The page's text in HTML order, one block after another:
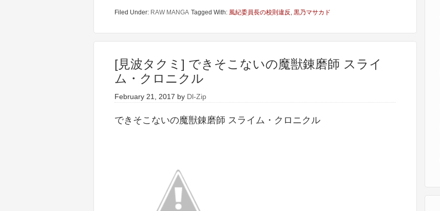
Filed Under: RAW MANGA Tagged With: 風紀委員長の校則違反 , 黒乃マサカド
[見波タクミ] できそこないの魔獣錬磨師 スライ
ム・クロニクル
February 21, 2017 by Dl-Zip
できそこないの魔獣錬磨師 スライム・クロニクル